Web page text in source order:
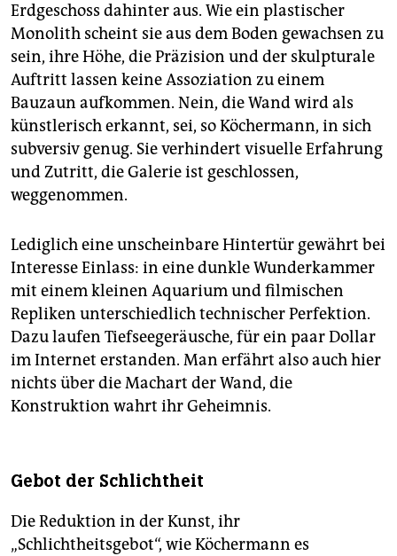
Erdgeschoss dahinter aus. Wie ein plastischer
Monolith scheint sie aus dem Boden gewachsen zu
sein, ihre Höhe, die Präzision und der skulpturale
Auftritt lassen keine Assoziation zu einem
Bauzaun aufkommen. Nein, die Wand wird als
künstlerisch erkannt, sei, so Köchermann, in sich
subversiv genug. Sie verhindert visuelle Erfahrung
und Zutritt, die Galerie ist geschlossen,
weggenommen.
Lediglich eine unscheinbare Hintertür gewährt bei
Interesse Einlass: in eine dunkle Wunderkammer
mit einem kleinen Aquarium und filmischen
Repliken unterschiedlich technischer Perfektion.
Dazu laufen Tiefseegeräusche, für ein paar Dollar
im Internet erstanden. Man erfährt also auch hier
nichts über die Machart der Wand, die
Konstruktion wahrt ihr Geheimnis.
Gebot der Schlichtheit
Die Reduktion in der Kunst, ihr
„Schlichtheitsgebot“, wie Köchermann es